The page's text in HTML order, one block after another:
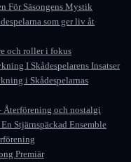
För Säsongens Mystik
som ger liv åt
och roller i fokus
I Skådespelarens Insatser
i Skådespelarnas
och nostalgi
Stjärnspäckad Ensemble
Premiär